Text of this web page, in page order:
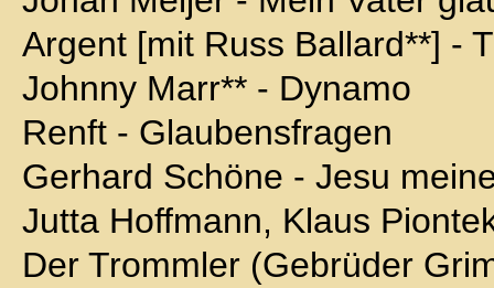
Argent [mit Russ Ballard**] -
Johnny Marr** - Dynamo
Renft - Glaubensfragen
Gerhard Schöne - Jesu
Jutta Hoffmann, Klaus
Der Trommler (Gebrüder